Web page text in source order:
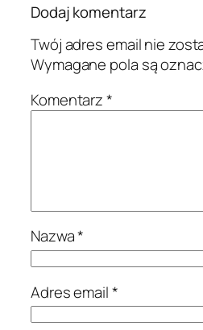
Dodaj komentarz
Twój adres email nie
Wymagane pola są
Komentarz*
Nazwa*
Adres email*